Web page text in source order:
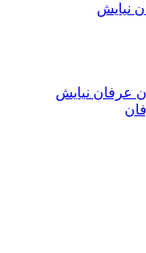
نیایش
عرفان نیایش